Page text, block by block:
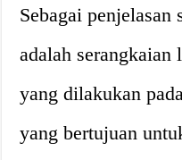
Sebagai
adalah serangkaian
yang dilakukan
yang bertujuan